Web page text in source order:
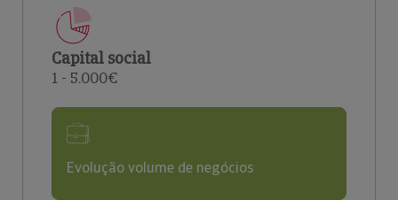
Capital social
1 - 5.000€
Evolução volume de negócios